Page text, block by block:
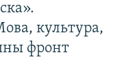
культура,
фронт